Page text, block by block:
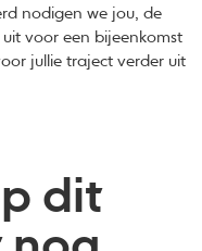
nodigen we jou, de
voor een bijeenkomst
jullie traject verder uit
dit